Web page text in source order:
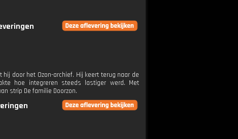
door het Ozon-archief. Hij keert terug naar de
hoe integreren steeds lastiger werd. Met
strip De familie Doorzon.